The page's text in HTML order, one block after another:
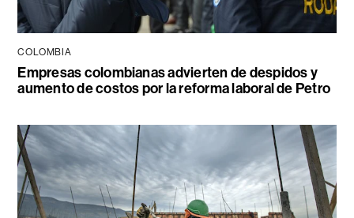
COLOMBIA
Empresas colombianas advierten de despidos y
aumento de costos por la reforma laboral de Petro